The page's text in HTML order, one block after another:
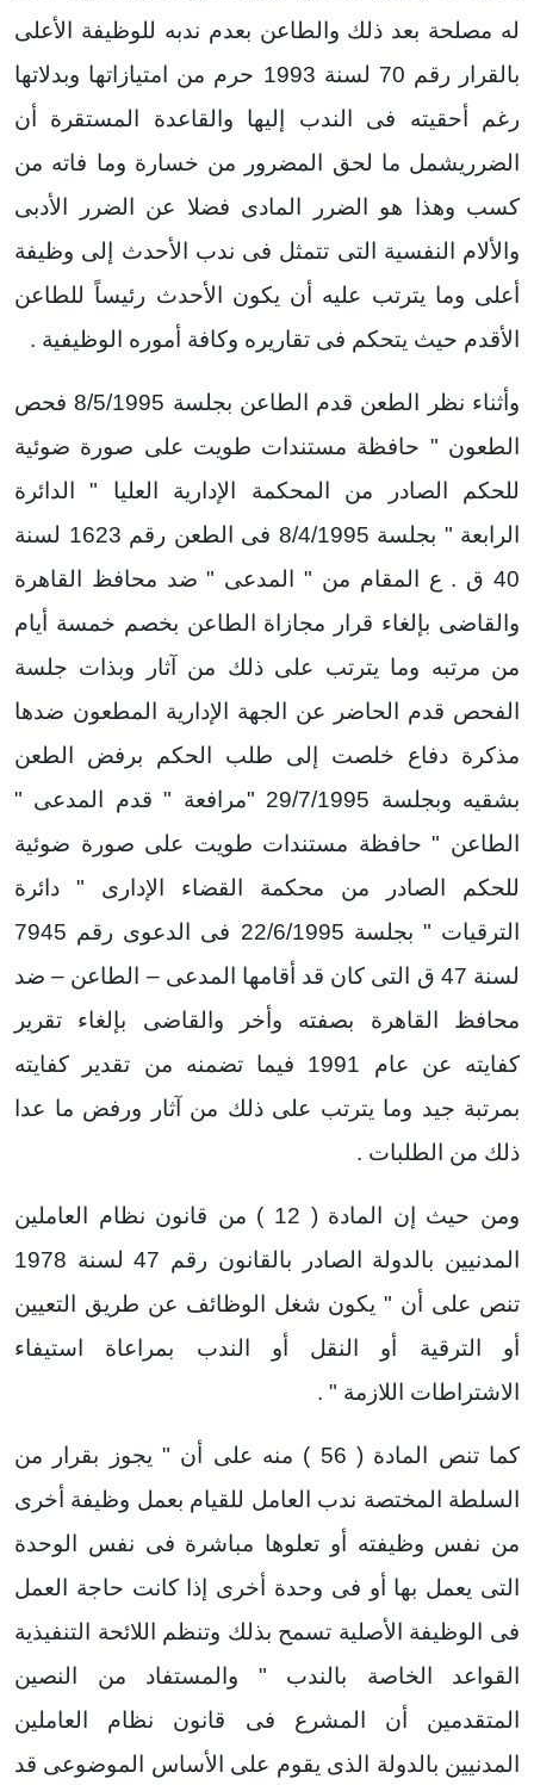
له مصلحة بعد ذلك والطاعن بعدم ندبه للوظيفة الأعلى
بالقرار رقم 70 لسنة 1993 حرم من امتيازاتها وبدلاتها
رغم أحقيته فى الندب إليها والقاعدة المستقرة أن
الضرريشمل ما لحق المضرور من خسارة وما فاته من
كسب وهذا هو الضرر المادى فضلا عن الضرر الأدبى
والألام النفسية التى تتمثل فى ندب الأحدث إلى وظيفة
أعلى وما يترتب عليه أن يكون الأحدث رئيساً للطاعن
الأقدم حيث يتحكم فى تقاريره وكافة أموره الوظيفية .
وأثناء نظر الطعن قدم الطاعن بجلسة 8/5/1995 فحص
الطعون " حافظة مستندات طويت على صورة ضوئية
للحكم الصادر من المحكمة الإدارية العليا " الدائرة
الرابعة " بجلسة 8/4/1995 فى الطعن رقم 1623 لسنة
40 ق . ع المقام من " المدعى " ضد محافظ القاهرة
والقاضى بإلغاء قرار مجازاة الطاعن بخصم خمسة أيام
من مرتبه وما يترتب على ذلك من آثار وبذات جلسة
الفحص قدم الحاضر عن الجهة الإدارية المطعون ضدها
مذكرة دفاع خلصت إلى طلب الحكم برفض الطعن
بشقيه وبجلسة 29/7/1995 "مرافعة " قدم المدعى "
الطاعن " حافظة مستندات طويت على صورة ضوئية
للحكم الصادر من محكمة القضاء الإدارى " دائرة
الترقيات " بجلسة 22/6/1995 فى الدعوى رقم 7945
لسنة 47 ق التى كان قد أقامها المدعى – الطاعن – ضد
محافظ القاهرة بصفته وأخر والقاضى بإلغاء تقرير
كفايته عن عام 1991 فيما تضمنه من تقدير كفايته
بمرتبة جيد وما يترتب على ذلك من آثار ورفض ما عدا
ذلك من الطلبات .
ومن حيث إن المادة ( 12 ) من قانون نظام العاملين
المدنيين بالدولة الصادر بالقانون رقم 47 لسنة 1978
تنص على أن " يكون شغل الوظائف عن طريق التعيين
أو الترقية أو النقل أو الندب بمراعاة استيفاء
الاشتراطات اللازمة " .
كما تنص المادة ( 56 ) منه على أن " يجوز بقرار من
السلطة المختصة ندب العامل للقيام بعمل وظيفة أخرى
من نفس وظيفته أو تعلوها مباشرة فى نفس الوحدة
التى يعمل بها أو فى وحدة أخرى إذا كانت حاجة العمل
فى الوظيفة الأصلية تسمح بذلك وتنظم اللائحة التنفيذية
القواعد الخاصة بالندب " والمستفاد من النصين
المتقدمين أن المشرع فى قانون نظام العاملين
المدنيين بالدولة الذى يقوم على الأساس الموضوعى قد